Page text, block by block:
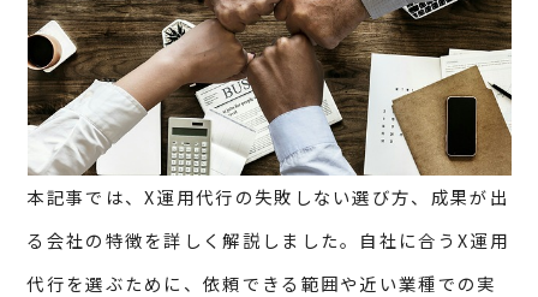
本記事では、X運用代行の失敗しない選び方、成果が出
る会社の特徴を詳しく解説しました。自社に合うX運用
代行を選ぶために、依頼できる範囲や近い業種での実